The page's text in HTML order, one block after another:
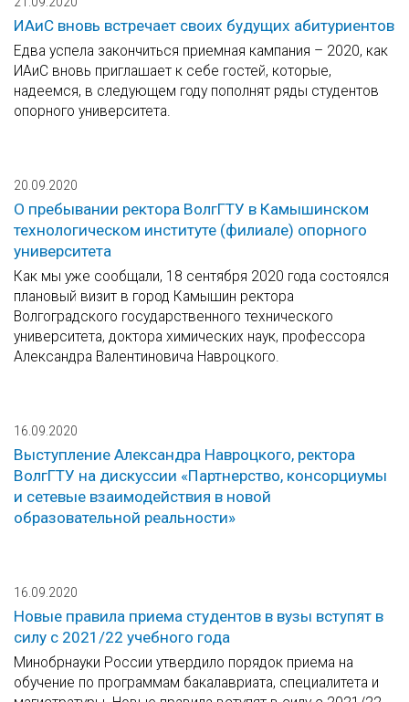
ИАиС вновь встречает своих будущих абитуриентов
Едва успела закончиться приемная кампания – 2020, как
ИАиС вновь приглашает к себе гостей, которые,
надеемся, в следующем году пополнят ряды студентов
опорного университета.
20.09.2020
О пребывании ректора ВолгГТУ в Камышинском
технологическом институте (филиале) опорного
университета
Как мы уже сообщали, 18 сентября 2020 года состоялся
плановый визит в город Камышин ректора
Волгоградского государственного технического
университета, доктора химических наук, профессора
Александра Валентиновича Навроцкого.
16.09.2020
Выступление Александра Навроцкого, ректора
ВолгГТУ на дискуссии «Партнерство, консорциумы
и сетевые взаимодействия в новой
образовательной реальности»
16.09.2020
Новые правила приема студентов в вузы вступят в
силу с 2021/22 учебного года
Минобрнауки России утвердило порядок приема на
обучение по программам бакалавриата, специалитета и